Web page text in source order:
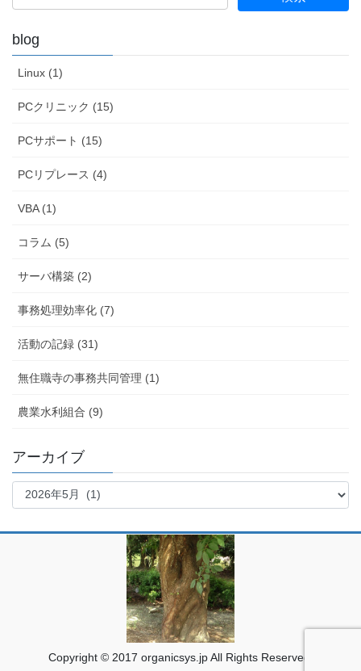
blog
Linux (1)
PCクリニック (15)
PCサポート (15)
PCリプレース (4)
VBA (1)
コラム (5)
サーバ構築 (2)
事務処理効率化 (7)
活動の記録 (31)
無住職寺の事務共同管理 (1)
農業水利組合 (9)
アーカイブ
ア
イ
Copyright © 2017 organicsys.jp All Rights Reserved.